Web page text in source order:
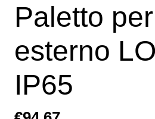
Paletto per
esterno
IP65